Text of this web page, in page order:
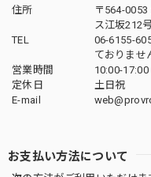
住所
〒564-
ス江坂212
TEL
06-6155-
ておりませ
営業時間
10:00-17:00
定休日
土日祝
E-mail
お支払い方法について